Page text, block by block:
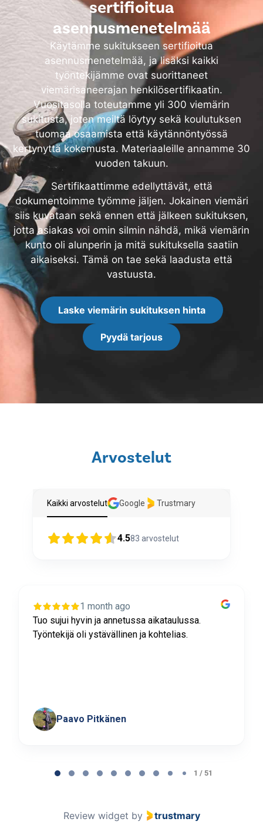
sertifioitua
asennusmenetelmää
Käytämme sukitukseen sertifioitua
asennusmenetelmää, ja lisäksi kaikki
työntekijämme ovat suorittaneet
viemärisaneerajan henkilösertifikaatin.
Vuositasolla toteutamme yli 300 viemärin
sukitusta, joten meiltä löytyy sekä koulutuksen
tuomaa osaamista että käytännöntyössä
kertynyttä kokemusta. Materiaaleille annamme 30
vuoden takuun.
Sertifikaattimme edellyttävät, että
dokumentoimme työmme jäljen. Jokainen viemäri
siis kuvataan sekä ennen että jälkeen sukituksen,
jotta asiakas voi omin silmin nähdä, mikä viemärin
kunto oli alunperin ja mitä sukituksella saatiin
aikaiseksi. Tämä on tae sekä laadusta että
vastuusta.
Laske viemärin sukituksen hinta
Pyydä tarjous
Arvostelut
Kaikki arvostelut Google Trustmary
4.583 arvostelut
1 month ago
Tuo sujui hyvin ja annetussa aikataulussa.
Työntekijä oli ystävällinen ja kohtelias.
Paavo Pitkänen
1 / 51
Review widget by trustmary